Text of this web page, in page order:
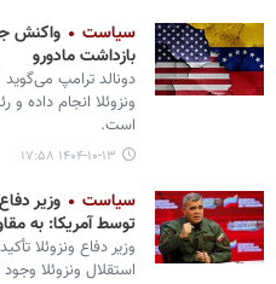
سیاست
واکنش
بازداشت مادورو
دونالد ترامپ
ونزوئلا انجام داده
است.
۱۴۰۴-۱۰-۱۳ ۱۷:۵۸
سیاست
وزیر
توسط آمریکا: به
وزیر دفاع ونزوئلا
استقلال ونزوئلا